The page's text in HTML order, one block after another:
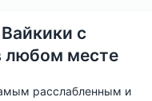
с
любом месте
расслабленным и